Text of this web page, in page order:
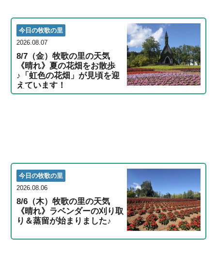
今日の牧歌の里
2026.08.07
8/7（金）牧歌の里の天気
《晴れ》夏の花畑をお散歩
♪「虹色の花畑」が見頃を迎
えています！
今日の牧歌の里
2026.08.06
8/6（木）牧歌の里の天気
《晴れ》ラベンダーの刈り取
り＆蒸留が始まりました♪